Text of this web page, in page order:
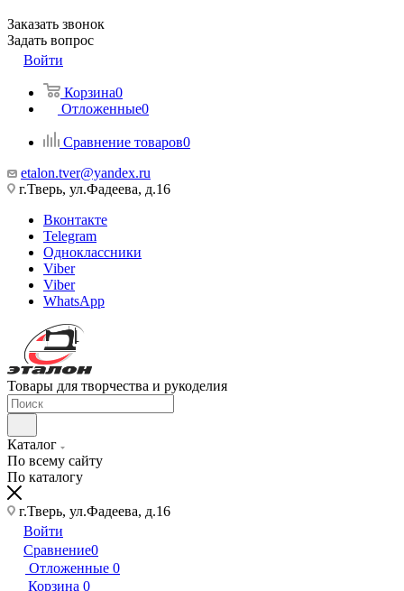
Заказать звонок
Задать вопрос
Войти
Корзина0
Отложенные0
Сравнение товаров0
etalon.tver@yandex.ru
г.Тверь, ул.Фадеева, д.16
Вконтакте
Telegram
Одноклассники
Viber
Viber
WhatsApp
Товары для творчества и рукоделия
Каталог
По всему сайту
По каталогу
г.Тверь, ул.Фадеева, д.16
Войти
Сравнение0
Отложенные 0
Корзина 0